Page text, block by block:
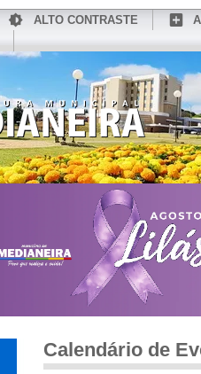
ALTO CONTRASTE
CONHEÇA MEDIANEIRA
Calendário de